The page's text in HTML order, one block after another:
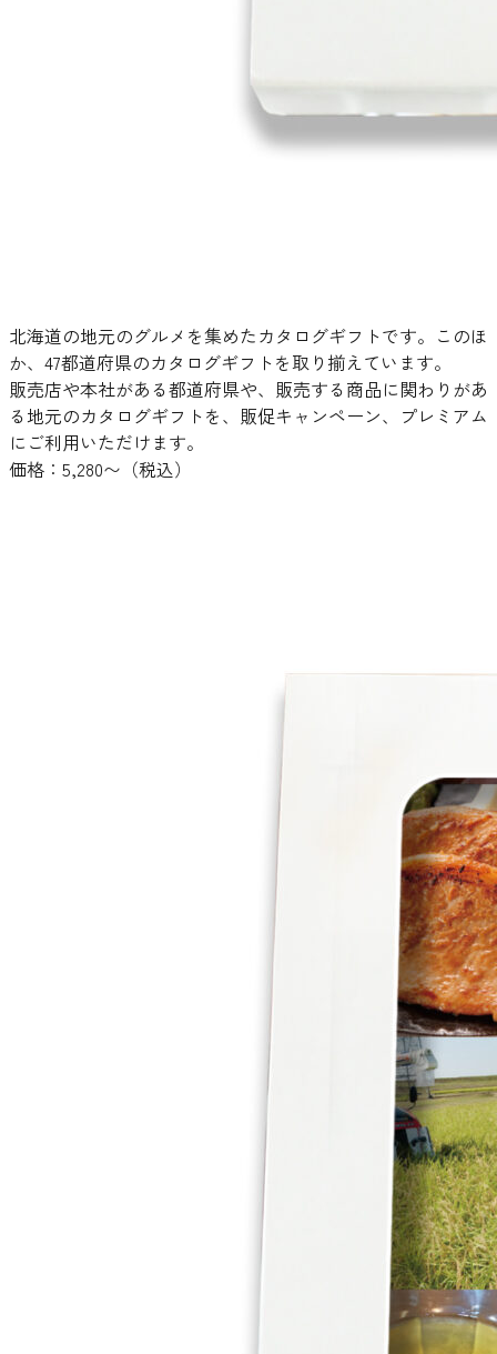
北海道の地元のグルメを集めたカタログギフトです。このほ
か、47都道府県のカタログギフトを取り揃えています。
販売店や本社がある都道府県や、販売する商品に関わりがあ
る地元のカタログギフトを、販促キャンペーン、プレミアム
にご利用いただけます。
価格：5,280〜（税込）